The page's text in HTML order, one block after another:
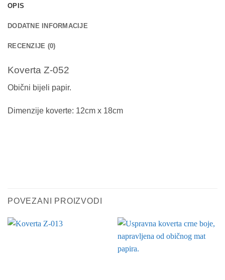
OPIS
DODATNE INFORMACIJE
RECENZIJE (0)
Koverta Z-052
Obični bijeli papir.
Dimenzije koverte: 12cm x 18cm
POVEZANI PROIZVODI